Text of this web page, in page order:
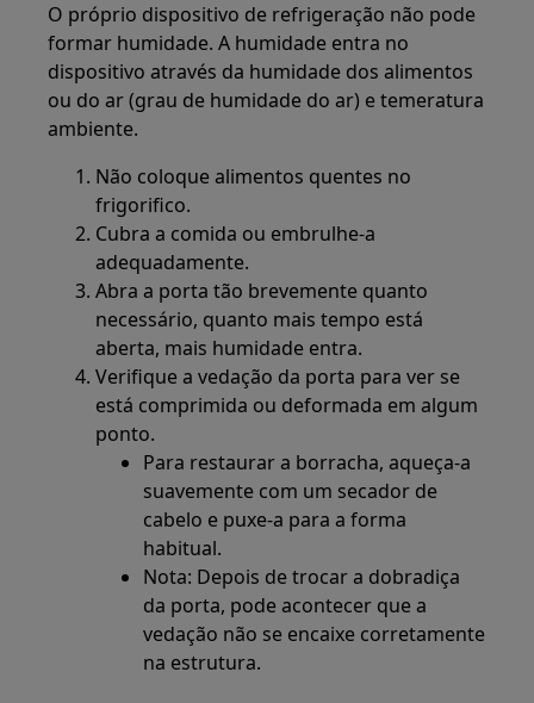
O próprio dispositivo de refrigeração não pode
formar humidade. A humidade entra no
dispositivo através da humidade dos alimentos
ou do ar (grau de humidade do ar) e temeratura
ambiente.
Não coloque alimentos quentes no
frigorifico.
Cubra a comida ou embrulhe-a
adequadamente.
Abra a porta tão brevemente quanto
necessário, quanto mais tempo está
aberta, mais humidade entra.
Verifique a vedação da porta para ver se
está comprimida ou deformada em algum
ponto.
Para restaurar a borracha, aqueça-a
suavemente com um secador de
cabelo e puxe-a para a forma
habitual.
Nota: Depois de trocar a dobradiça
da porta, pode acontecer que a
vedação não se encaixe corretamente
na estrutura.